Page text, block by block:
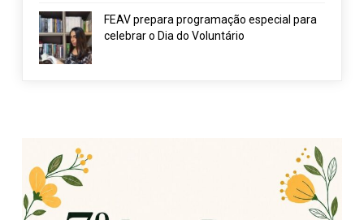
FEAV prepara programação especial para
celebrar o Dia do Voluntário